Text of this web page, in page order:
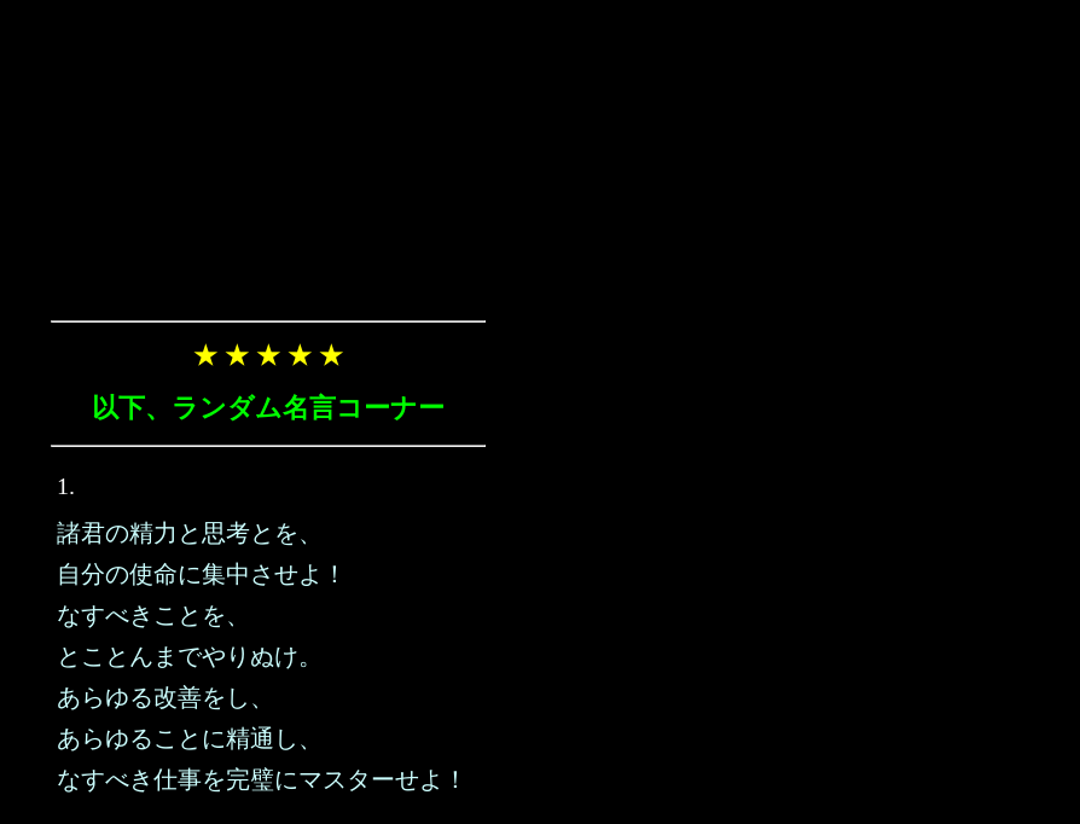
★ ★ ★ ★ ★
以下、ランダム名言コーナー
1.
諸君の精力と思考とを、
自分の使命に集中させよ！
なすべきことを、
とことんまでやりぬけ。
あらゆる改善をし、
あらゆることに精通し、
なすべき仕事を完璧にマスターせよ！